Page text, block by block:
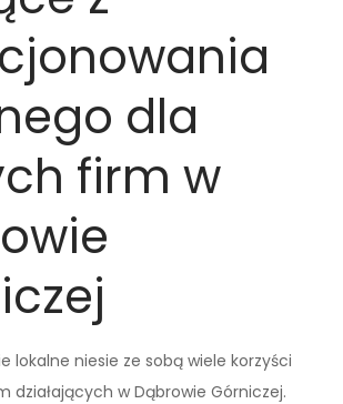
dla
firm w
lokalne niesie ze sobą wiele korzyści
działających w Dąbrowie Górniczej.